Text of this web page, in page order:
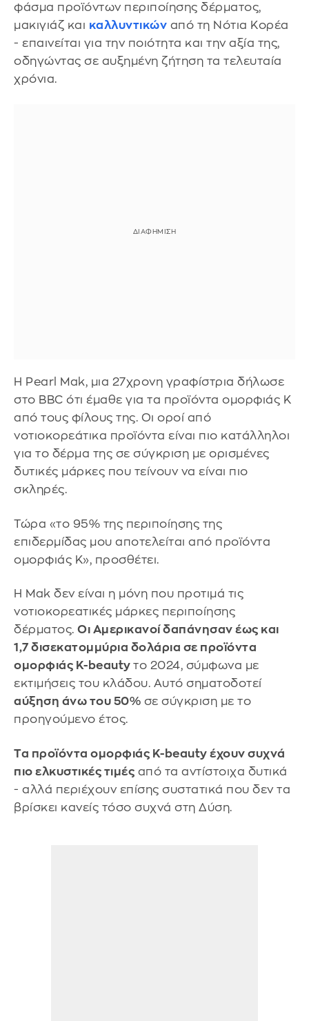
φάσμα προϊόντων περιποίησης δέρματος,
μακιγιάζ και καλλυντικών από τη Νότια Κορέα
- επαινείται για την ποιότητα και την αξία της,
οδηγώντας σε αυξημένη ζήτηση τα τελευταία
χρόνια.
Η Pearl Mak, μια 27χρονη γραφίστρια δήλωσε
στο BBC ότι έμαθε για τα προϊόντα ομορφιάς K
από τους φίλους της. Οι οροί από
νοτιοκορεάτικα προϊόντα είναι πιο κατάλληλοι
για το δέρμα της σε σύγκριση με ορισμένες
δυτικές μάρκες που τείνουν να είναι πιο
σκληρές.
Τώρα «το 95% της περιποίησης της
επιδερμίδας μου αποτελείται από προϊόντα
ομορφιάς K», προσθέτει.
Η Mak δεν είναι η μόνη που προτιμά τις
νοτιοκορεατικές μάρκες περιποίησης
δέρματος. Οι Αμερικανοί δαπάνησαν έως και
1,7 δισεκατομμύρια δολάρια σε προϊόντα
ομορφιάς K-beauty το 2024, σύμφωνα με
εκτιμήσεις του κλάδου. Αυτό σηματοδοτεί
αύξηση άνω του 50% σε σύγκριση με το
προηγούμενο έτος.
Τα προϊόντα ομορφιάς K-beauty έχουν συχνά
πιο ελκυστικές τιμές από τα αντίστοιχα δυτικά
- αλλά περιέχουν επίσης συστατικά που δεν τα
βρίσκει κανείς τόσο συχνά στη Δύση.